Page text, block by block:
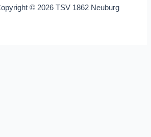
© 2026 TSV 1862 Neuburg